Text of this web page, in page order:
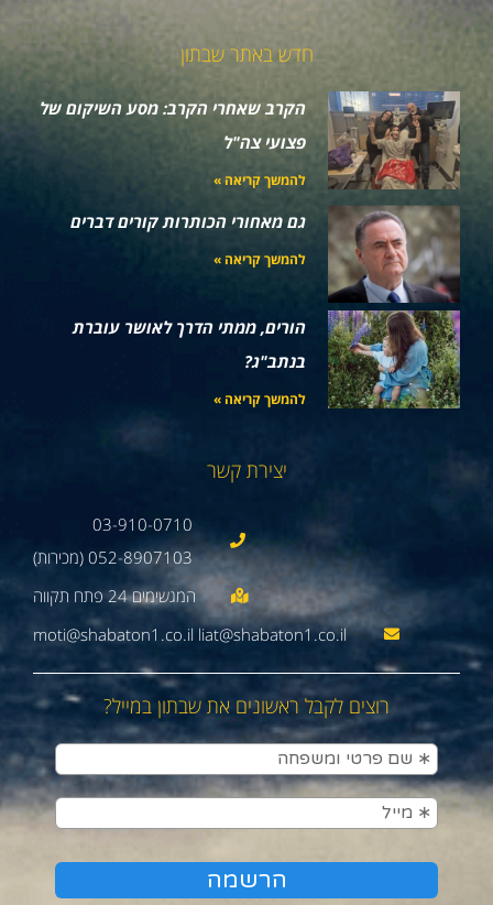
חדש באתר שבתון
הקרב שאחרי הקרב: מסע השיקום של
פצועי צה"ל
להמשך קריאה »
גם מאחורי הכותרות קורים דברים
להמשך קריאה »
הורים, ממתי הדרך לאושר עוברת
בנתב"ג?
להמשך קריאה »
יצירת קשר
03-910-0710
052-8907103 (מכירות)
moti@shabaton1.co.il liat@shabaton1.co.il
רוצים לקבל ראשונים את שבתון במייל?